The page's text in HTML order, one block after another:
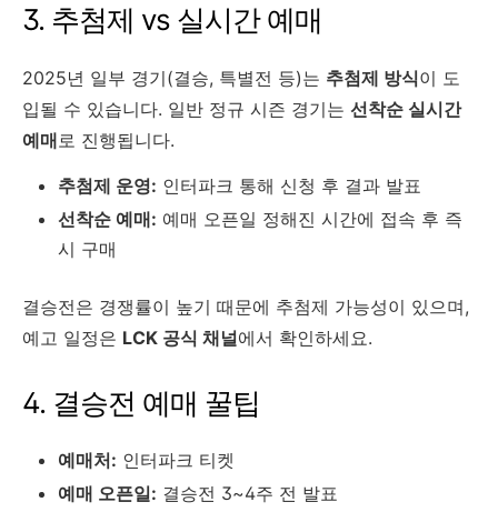
3. 추첨제 vs 실시간 예매
2025년 일부 경기(결승, 특별전 등)는 추첨제 방식이 도
입될 수 있습니다. 일반 정규 시즌 경기는 선착순 실시간
예매 로 진행됩니다.
추첨제 운영: 인터파크 통해 신청 후 결과 발표
선착순 예매: 예매 오픈일 정해진 시간에 접속 후 즉
시 구매
결승전은 경쟁률이 높기 때문에 추첨제 가능성이 있으며,
예고 일정은 LCK 공식 채널에서 확인하세요.
4. 결승전 예매 꿀팁
예매처: 인터파크 티켓
예매 오픈일: 결승전 3~4주 전 발표